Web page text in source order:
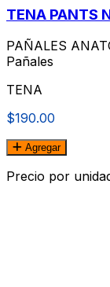
TENA PANTS
PAÑALES
Pañales
TENA
$190.00
Agregar
Precio por